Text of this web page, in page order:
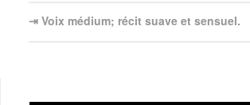
⇥ Voix médium; récit suave et sensuel.